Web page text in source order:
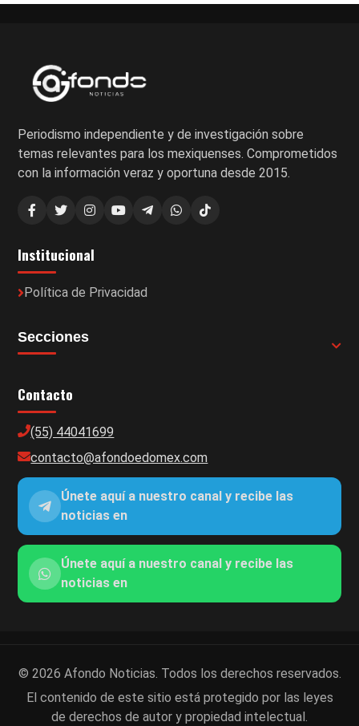
Periodismo independiente y de investigación sobre
temas relevantes para los mexiquenses. Comprometidos
con la información veraz y oportuna desde 2015.
Institucional
Política de Privacidad
Secciones
Contacto
(55) 44041699
contacto@afondoedomex.com
Únete aquí a nuestro canal y recibe las
noticias en
Únete aquí a nuestro canal y recibe las
noticias en
© 2026 Afondo Noticias. Todos los derechos reservados.
El contenido de este sitio está protegido por las leyes
de derechos de autor y propiedad intelectual.